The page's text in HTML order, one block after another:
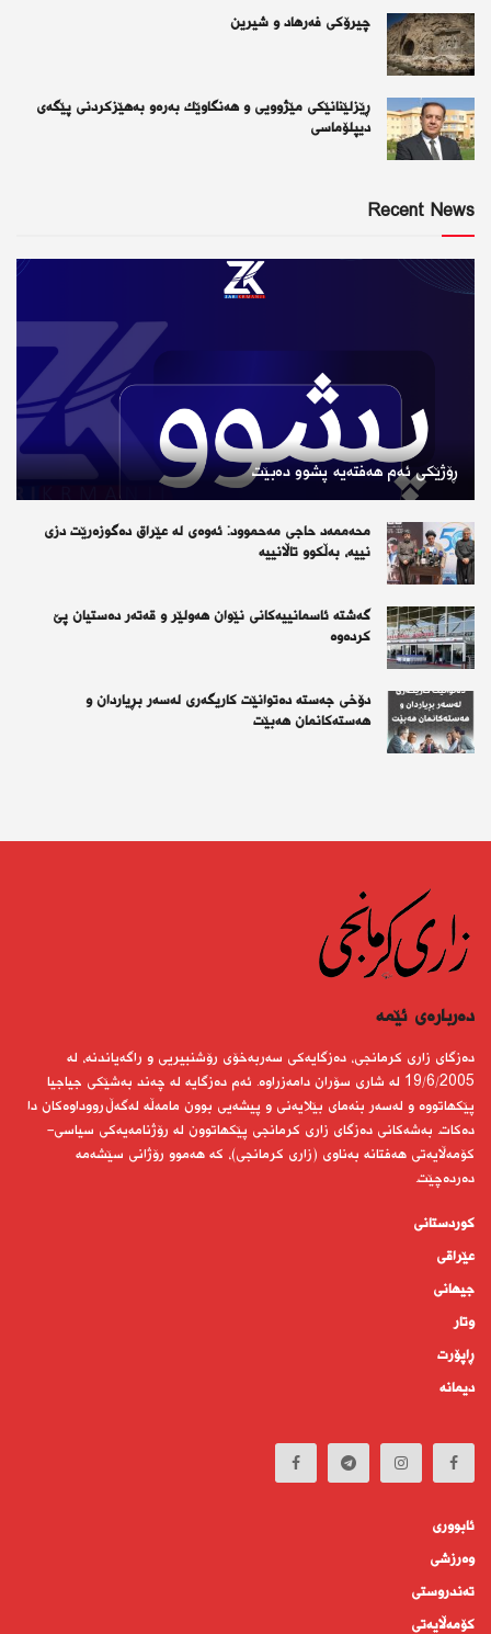
چیرۆكی فەرهاد و شیرین
ڕێزلێنانێكی مێژوویی و هەنگاوێك بەرەو بەهێزكردنی پێگەی
دیپلۆماسی
Recent News
ڕۆژێكی ئەم هەفتەیە پشوو دەبێت
محەممەد حاجی مەحموود: ئەوەی لە عێراق دەگوزەرێت دزی
نییە، بەڵکوو تاڵانییە
گەشتە ئاسمانییەکانی نێوان هەولێر و قەتەر دەستیان پێ
کردەوە
دۆخی جەستە دەتوانێت کاریگەری لەسەر بڕیاردان و
هەستەکانمان هەبێت
دەربارەى ئێمە
دەزگای زاری كرمانجی، دەزگایەكی سەربەخۆی رۆشنبیریی و راگەیاندنە، لە
19/6/2005 لە شاری سۆران دامەزراوە. ئەم دەزگایە لە چەند بەشێكی جیاجیا
پێكهاتووە و لەسەر بنەمای بێلایەنی و پیشەیی بوون مامەڵە لەگەڵ رووداوەكان دا
دەكات. بەشەكانی دەزگای زاری كرمانجی پێكهاتوون لە رۆژنامەیەكی سیاسی-
كۆمەڵایەتی هەفتانە بەناوی (زاری كرمانجی)، كە هەموو رۆژانی سێشەمە
دەردەچێت.
کوردستانى
عێراقی
جیهانى
وتار
ڕاپۆرت
دیمانە
ئابوورى
وەرزشی
تەندروستى
كۆمه‌ڵايه‌تى